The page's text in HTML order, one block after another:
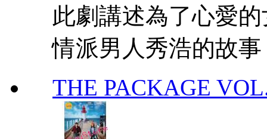
此劇講述為了心愛
情派男人秀浩的故事
THE PACKAGE